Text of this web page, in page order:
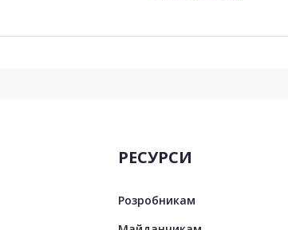
РЕСУРСИ
Розробникам